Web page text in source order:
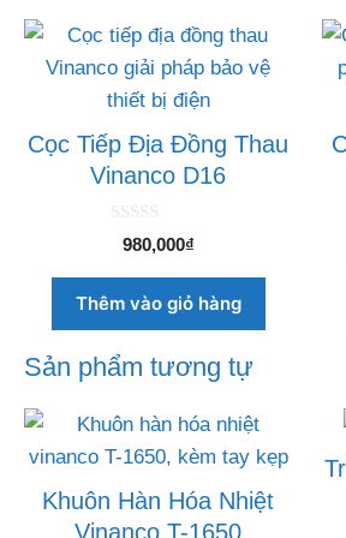
Cọc Tiếp Địa Đồng Thau
Vinanco D16
à
980,000₫
Thêm vào giỏ hàng
Sản phẩm tương tự
Khuôn Hàn Hóa Nhiệt
Vinanco T-1650